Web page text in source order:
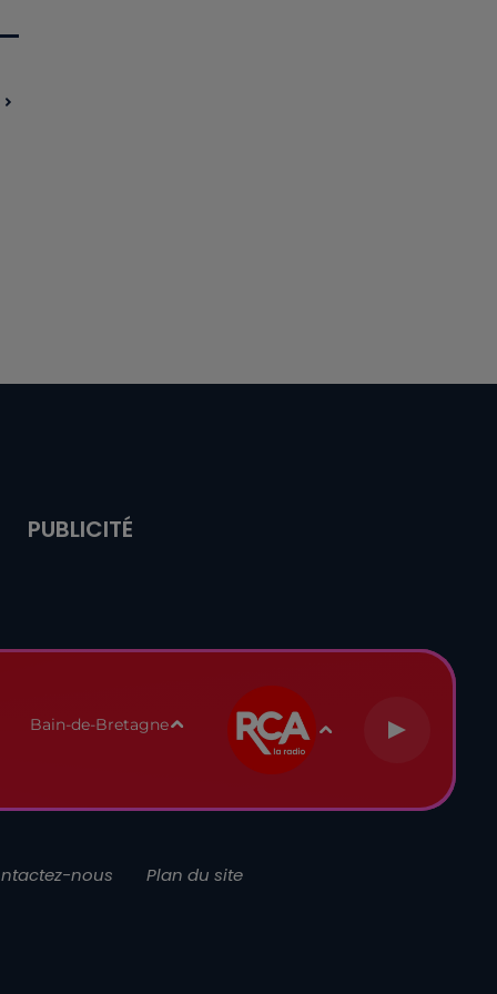
PUBLICITÉ
Bain-de-Bretagne
nous Plan du site